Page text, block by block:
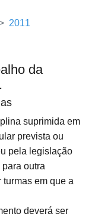
2011
da
suprimida em
prevista ou
pela legislação
outra
em que a
deverá ser